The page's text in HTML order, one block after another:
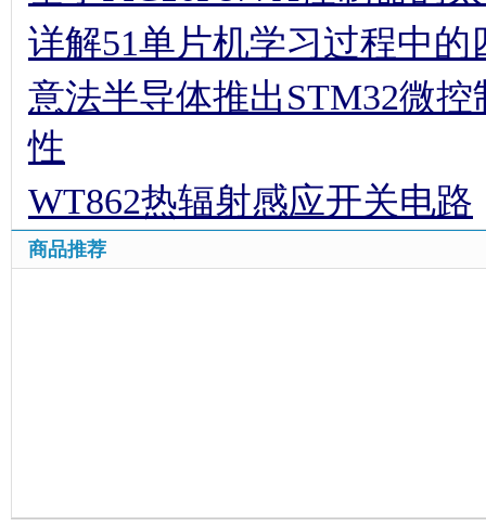
详解51单片机学习过程中的
意法半导体推出STM32微
性
WT862热辐射感应开关电路
商品推荐